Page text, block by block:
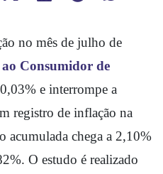
no mês de julho de
Consumidor de
e interrompe a
registro de inflação na
acumulada chega a 2,10%
O estudo é realizado